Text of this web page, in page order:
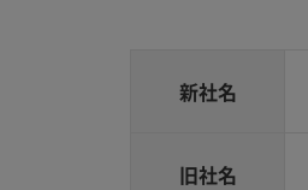
新社名
旧社名